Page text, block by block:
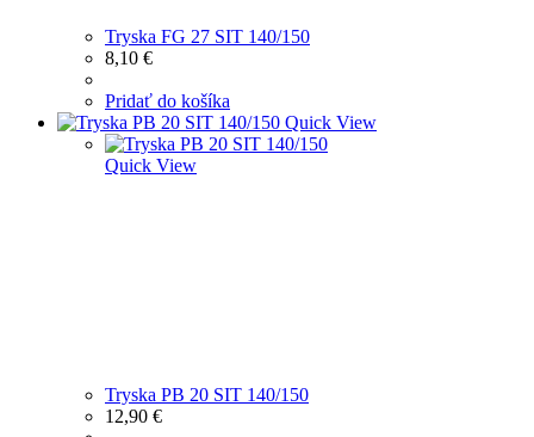
Tryska FG 27 SIT 140/150
8,10 €
Pridať do košíka
Quick View
Quick View
Tryska PB 20 SIT 140/150
12,90 €